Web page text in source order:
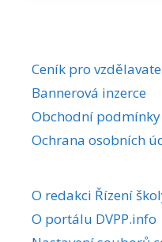
Ceník pro
Bannerová inzerce
Obchodní podmínky
Ochrana osobních
O redakci Řízení
O portálu DVPP.info